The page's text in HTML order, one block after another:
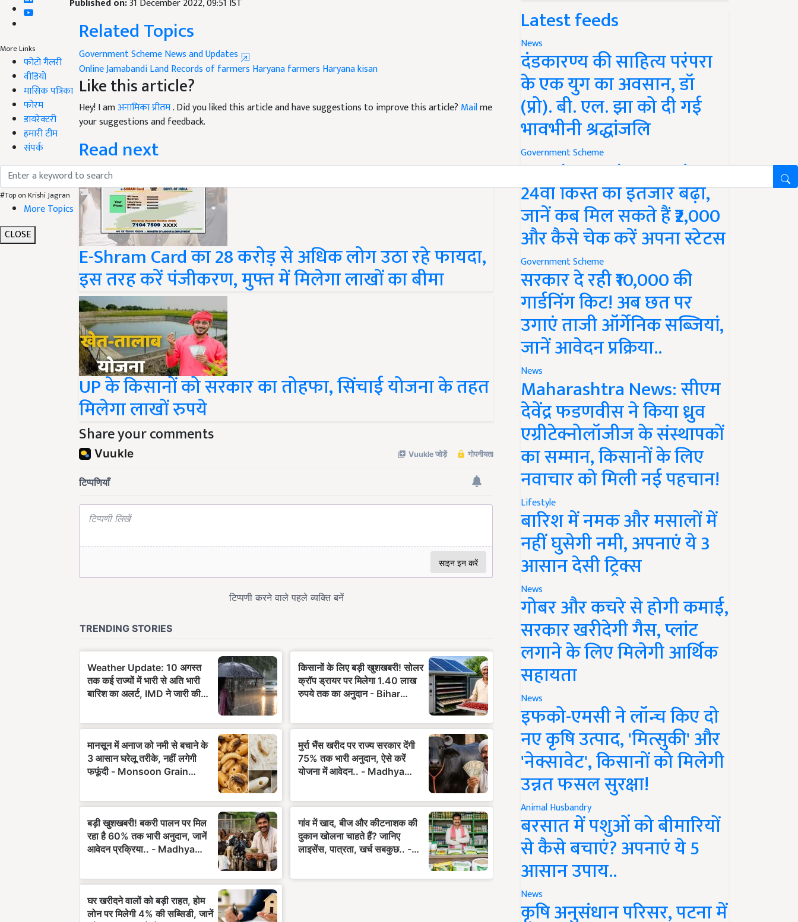
More Links
फोटो गैलरी
वीडियो
मासिक पत्रिका
फोरम
डायरेक्टरी
हमारी टीम
संपर्क
#Top on Krishi Jagran
More Topics
CLOSE
Related Topics
Government Scheme News and Updates
Online JamabandiLand Records of farmers
Like this article?
Hey! I amअनामिका प्रीतम. Did you liked this article and have suggestions to improve this article?
your suggestions and feedback.
Read next
E-Shram Card का 28 करोड़ से अधिक लोग उठा रहे फायदा,
इस तरह करें पंजीकरण, मुफ्त में मिलेगा लाखों का बीमा
UP के किसानों को सरकार का तोहफा, सिंचाई योजना के तहत
मिलेगा लाखों रुपये
Share your comments
Latest feeds
News
दंडकारण्य की साहित्य परंपरा
के एक युग का अवसान, डॉ
(प्रो). बी. एल. झा को दी गई
भावभीनी श्रद्धांजलि
Government Scheme
PM Kisan Yojana Update:
24वीं किस्त का इंतजार बढ़ा,
जानें कब मिल सकते हैं ₹2,000
और कैसे चेक करें अपना स्टेटस
Government Scheme
सरकार दे रही ₹10,000 की
गार्डनिंग किट! अब छत पर
उगाएं ताजी ऑर्गेनिक सब्जियां,
जानें आवेदन प्रक्रिया..
News
Maharashtra News: सीएम
देवेंद्र फडणवीस ने किया ध्रुव
एग्रीटेक्नोलॉजीज के संस्थापकों
का सम्मान, किसानों के लिए
नवाचार को मिली नई पहचान!
Lifestyle
बारिश में नमक और मसालों में
नहीं घुसेगी नमी, अपनाएं ये 3
आसान देसी ट्रिक्स
News
गोबर और कचरे से होगी कमाई,
सरकार खरीदेगी गैस, प्लांट
लगाने के लिए मिलेगी आर्थिक
सहायता
News
इफको-एमसी ने लॉन्च किए दो
नए कृषि उत्पाद, 'मित्सुकी' और
'नेक्सावेट', किसानों को मिलेगी
उन्नत फसल सुरक्षा!
Animal Husbandry
बरसात में पशुओं को बीमारियों
से कैसे बचाएं? अपनाएं ये 5
आसान उपाय..
News
कृषि अनुसंधान परिसर, पटना में